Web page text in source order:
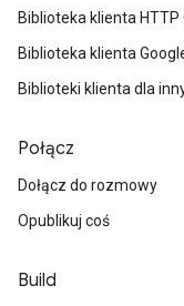
Biblioteka klienta
Biblioteka klienta
Biblioteki klienta dla
Połącz
Dołącz do rozmowy
Opublikuj coś
Build